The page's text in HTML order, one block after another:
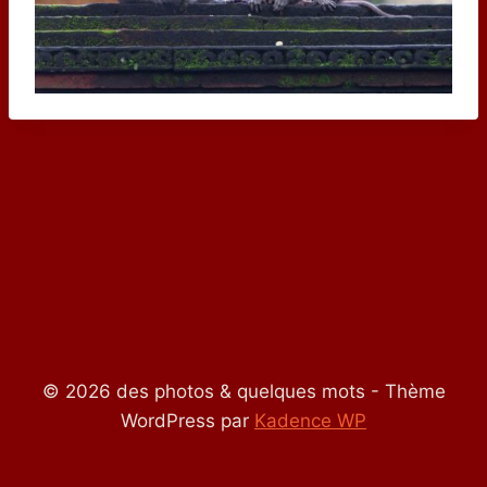
© 2026 des photos & quelques mots - Thème
WordPress par Kadence WP